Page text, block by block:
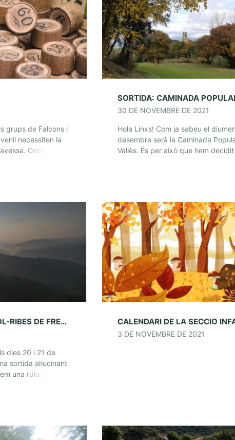
grups de Falcons i
necessiten la
Com ho
30 DE NOVEMBRE DE 2021
Hola Linxs! Com ja sabeu el
desembre serà la Caminada
Vallès. És per això que hem decidit
SORTIDA A CAMPDEVÀNOL-RIBES DE FRESER/PLANOLES. 20 I 21 DE NOVEMBRE
dies 20 i 21 de
sortida al·lucinant
una ruta per la
3 DE NOVEMBRE DE 2021